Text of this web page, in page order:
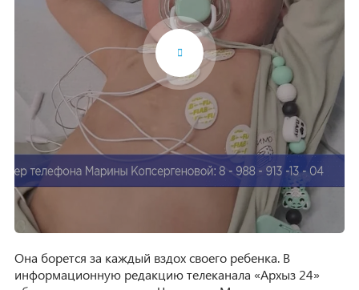
Она борется за каждый вздох своего ребенка. В
информационную редакцию телеканала «Архыз 24»